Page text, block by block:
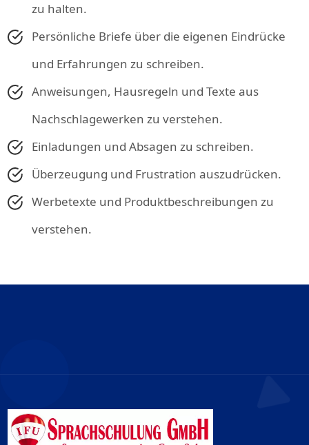
zu halten.
Persönliche Briefe über die eigenen Eindrücke
und Erfahrungen zu schreiben.
Anweisungen, Hausregeln und Texte aus
Nachschlagewerken zu verstehen.
Einladungen und Absagen zu schreiben.
Überzeugung und Frustration auszudrücken.
Werbetexte und Produktbeschreibungen zu
verstehen.